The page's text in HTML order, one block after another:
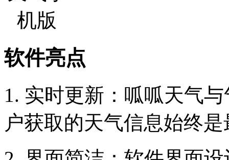
软件亮点
1. 实时更新：呱呱天气
户获取的天气信息始终